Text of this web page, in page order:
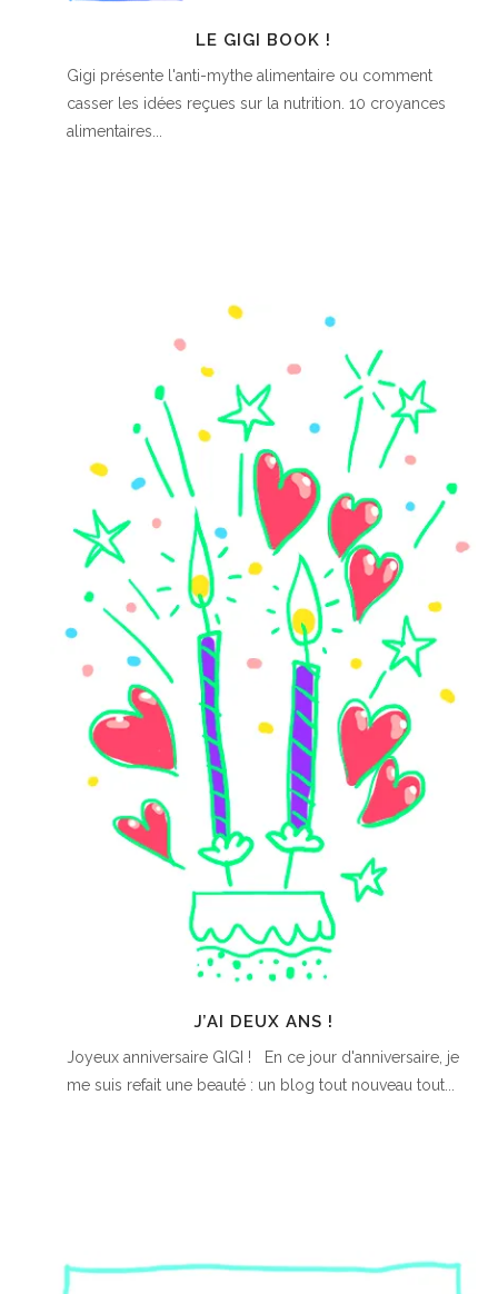
LE GIGI BOOK !
Gigi présente l'anti-mythe alimentaire ou comment
casser les idées reçues sur la nutrition. 10 croyances
alimentaires...
J’AI DEUX ANS !
Joyeux anniversaire GIGI ! En ce jour d'anniversaire, je
me suis refait une beauté : un blog tout nouveau tout...